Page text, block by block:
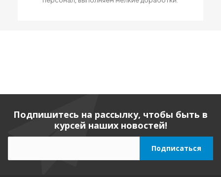
Подпишитесь на рассылку, чтобы быть в
курсей наших новостей!